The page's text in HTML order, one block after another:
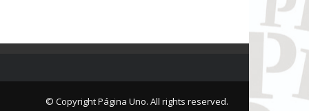
© Copyright Página Uno. All rights reserved.